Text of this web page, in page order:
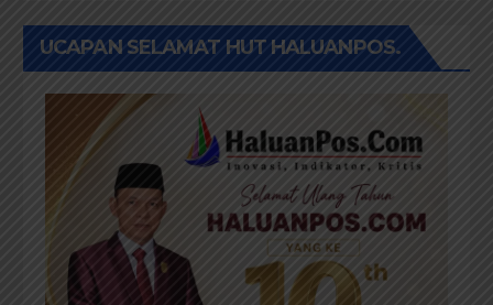
UCAPAN SELAMAT HUT HALUANPOS.